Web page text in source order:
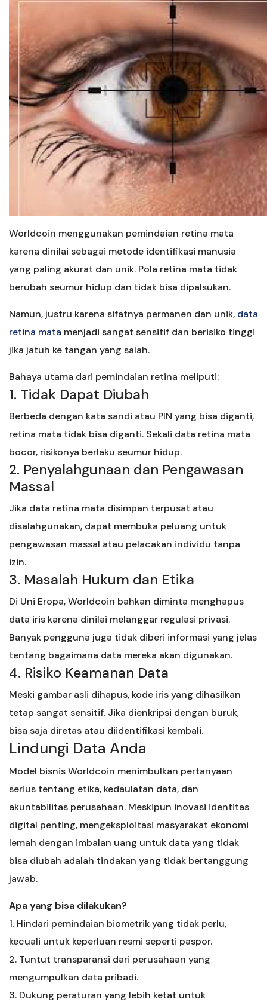
Worldcoin menggunakan pemindaian retina mata
karena dinilai sebagai metode identifikasi manusia
yang paling akurat dan unik. Pola retina mata tidak
berubah seumur hidup dan tidak bisa dipalsukan.
Namun, justru karena sifatnya permanen dan unik, data
retina mata menjadi sangat sensitif dan berisiko tinggi
jika jatuh ke tangan yang salah.
Bahaya utama dari pemindaian retina meliputi:
1. Tidak Dapat Diubah
Berbeda dengan kata sandi atau PIN yang bisa diganti,
retina mata tidak bisa diganti. Sekali data retina mata
bocor, risikonya berlaku seumur hidup.
2. Penyalahgunaan dan Pengawasan
Massal
Jika data retina mata disimpan terpusat atau
disalahgunakan, dapat membuka peluang untuk
pengawasan massal atau pelacakan individu tanpa
izin.
3. Masalah Hukum dan Etika
Di Uni Eropa, Worldcoin bahkan diminta menghapus
data iris karena dinilai melanggar regulasi privasi.
Banyak pengguna juga tidak diberi informasi yang jelas
tentang bagaimana data mereka akan digunakan.
4. Risiko Keamanan Data
Meski gambar asli dihapus, kode iris yang dihasilkan
tetap sangat sensitif. Jika dienkripsi dengan buruk,
bisa saja diretas atau diidentifikasi kembali.
Lindungi Data Anda
Model bisnis Worldcoin menimbulkan pertanyaan
serius tentang etika, kedaulatan data, dan
akuntabilitas perusahaan. Meskipun inovasi identitas
digital penting, mengeksploitasi masyarakat ekonomi
lemah dengan imbalan uang untuk data yang tidak
bisa diubah adalah tindakan yang tidak bertanggung
jawab.
Apa yang bisa dilakukan?
1. Hindari pemindaian biometrik yang tidak perlu,
kecuali untuk keperluan resmi seperti paspor.
2. Tuntut transparansi dari perusahaan yang
mengumpulkan data pribadi.
3. Dukung peraturan yang lebih ketat untuk